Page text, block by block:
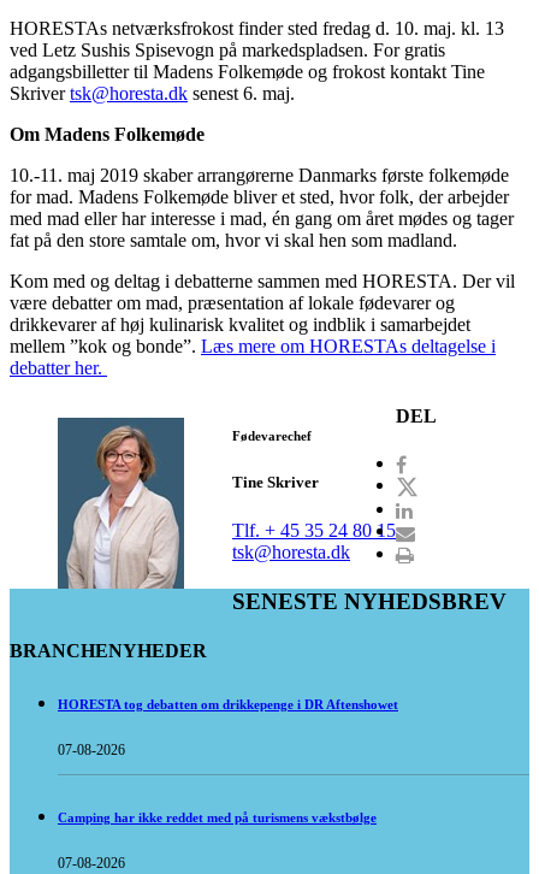
HORESTAs netværksfrokost finder sted fredag d. 10. maj. kl. 13
ved Letz Sushis Spisevogn på markedspladsen. For gratis
adgangsbilletter til Madens Folkemøde og frokost kontakt Tine
Skrivertsk@horesta.dk senest 6. maj.
Om Madens Folkemøde
10.-11. maj 2019 skaber arrangørerne Danmarks første folkemøde
for mad. Madens Folkemøde bliver et sted, hvor folk, der arbejder
med mad eller har interesse i mad, én gang om året mødes og tager
fat på den store samtale om, hvor vi skal hen som madland.
Kom med og deltag i debatterne sammen med HORESTA. Der vil
være debatter om mad, præsentation af lokale fødevarer og
drikkevarer af høj kulinarisk kvalitet og indblik i samarbejdet
mellem ”kok og bonde”. Læs mere om HORESTAs deltagelse i
debatter her.
Fødevarechef
Tine Skriver
Tlf. + 45 35 24 80 15
tsk@horesta.dk
DEL
SENESTE NYHEDSBREV
BRANCHENYHEDER
HORESTA tog debatten om drikkepenge i DR Aftenshowet
07-08-2026
Camping har ikke reddet med på turismens vækstbølge
07-08-2026